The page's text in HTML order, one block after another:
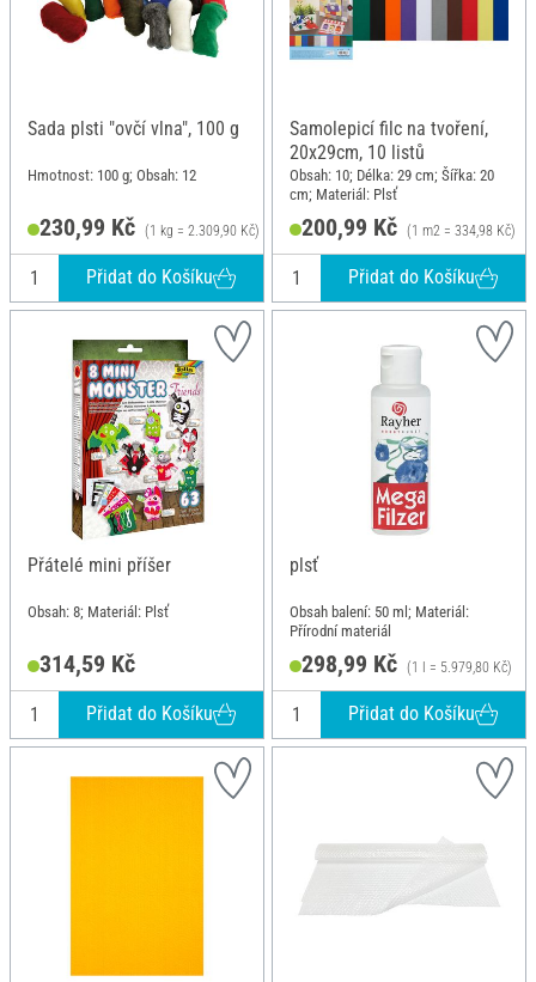
Sada plsti "ovčí vlna", 100 g
Hmotnost: 100 g; Obsah: 12
230,99 Kč (1 kg = 2.309,90 Kč)
Přidat do Košíku
Samolepicí filc na tvoření,
20x29cm, 10 listů
Obsah: 10; Délka: 29 cm; Šířka: 20
cm; Materiál: Plsť
200,99 Kč (1 m2 = 334,98 Kč)
Přidat do Košíku
Přátelé mini příšer
Obsah: 8; Materiál: Plsť
314,59 Kč
Přidat do Košíku
plsť
Obsah balení: 50 ml; Materiál:
Přírodní materiál
298,99 Kč (1 l = 5.979,80 Kč)
Přidat do Košíku